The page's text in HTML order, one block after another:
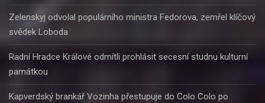
Zelenskyj odvolal populárního ministra Fedorova, zemřel klíčový
svědek Loboda
Radní Hradce Králové odmítli prohlásit secesní studnu kulturní
památkou
Kapverdský brankář Vozinha přestupuje do Colo Colo po